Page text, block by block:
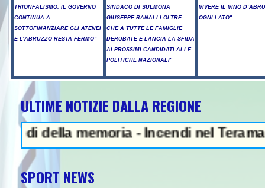
TRIONFALISMO. IL GOVERNO
CONTINUA A
SOTTOFINANZIARE GLI ATENEI
E L’ABRUZZO RESTA FERMO”
SINDACO DI SULMONA
GIUSEPPE RANALLI OLTRE
CHE A TUTTE LE FAMIGLIE
DERUBATE E LANCIA LA SFIDA
AI PROSSIMI CANDIDATI ALLE
POLITICHE NAZIONALI"
VIVERE IL VINO
OGNI LATO"
ULTIME NOTIZIE DALLA REGIONE
- Incendi nel Teramano,
SPORT NEWS